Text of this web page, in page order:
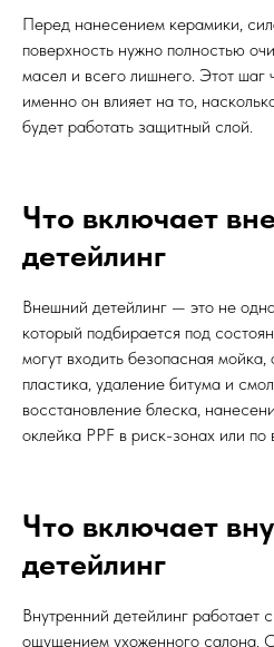
Перед нанесением керамики,
поверхность нужно полностью
масел и всего лишнего. Этот шаг
именно он влияет на то,
будет работать защитный слой.
Что включает
детейлинг
Внешний детейлинг — это не
который подбирается под
могут входить безопасная
пластика, удаление битума и
восстановление блеска,
оклейка PPF в риск-зонах или
Что включает
детейлинг
Внутренний детейлинг работает
ощущением ухоженного салона.